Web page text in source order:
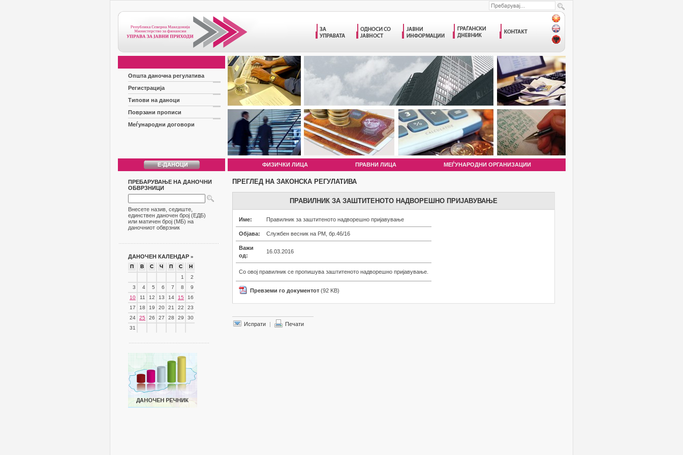
Општа даночна регулатива
Регистрација
Типови на даноци
Поврзани прописи
Меѓународни договори
ФИЗИЧКИ ЛИЦА ПРАВНИ ЛИЦА МЕЃУНАРОДНИ ОРГАНИЗАЦИИ
ПРЕБАРУВАЊЕ НА ДАНОЧНИ
ОБВРЗНИЦИ
Внесете назив, седиште,
единствен даночен број (ЕДБ)
или матичен број (МБ) на
даночниот обврзник
ДАНОЧЕН КАЛЕНДАР »
П В С Ч П С
Н
1
2
3
4 5 6 7 8
9
10
11 12 13 14 15
16
17
18 19 20 21 22
23
24
25 26 27 28 29
30
31
ПРЕГЛЕД НА ЗАКОНСКА РЕГУЛАТИВА
ПРАВИЛНИК ЗА ЗАШТИТЕНОТО НАДВОРЕШНО ПРИЈАВУВАЊЕ
Име: Правилник за заштитеното надворешно пријавување
Објава: Службен весник на РМ, бр.46/16
Важи
од:
16.03.2016
Со овој правилник се пропишува заштитеното надворешно пријавување.
Превземи го документот (92 KB)
Испрати | Печати